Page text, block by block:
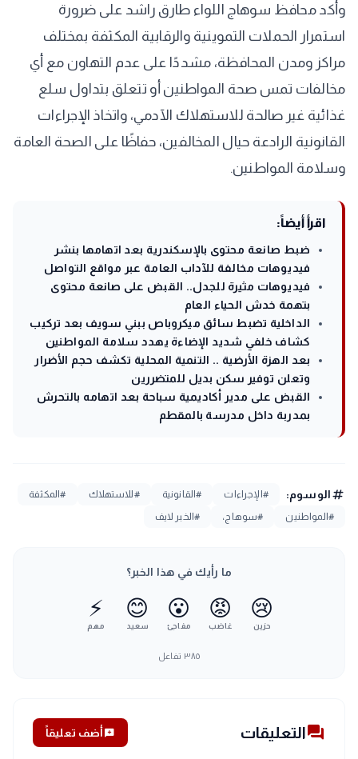
وأكد محافظ سوهاج اللواء طارق راشد على ضرورة
استمرار الحملات التموينية والرقابية المكثفة بمختلف
مراكز ومدن المحافظة، مشددًا على عدم التهاون مع أي
مخالفات تمس صحة المواطنين أو تتعلق بتداول سلع
غذائية غير صالحة للاستهلاك الآدمي، واتخاذ الإجراءات
القانونية الرادعة حيال المخالفين، حفاظًا على الصحة العامة
وسلامة المواطنين.
اقرأ أيضاً:
ضبط صانعة محتوى بالإسكندرية بعد اتهامها بنشر
فيديوهات مخالفة للآداب العامة عبر مواقع التواصل
فيديوهات مثيرة للجدل.. القبض على صانعة محتوى
بتهمة خدش الحياء العام
الداخلية تضبط سائق ميكروباص ببني سويف بعد تركيب
كشاف خلفي شديد الإضاءة يهدد سلامة المواطنين
بعد الهزة الأرضية .. التنمية المحلية تكشف حجم الأضرار
وتعلن توفير سكن بديل للمتضررين
القبض على مدير أكاديمية سباحة بعد اتهامه بالتحرش
بمدربة داخل مدرسة بالمقطم
tagالوسوم: #الإجراءات #القانونية #للاستهلاك
#المكثفة
#المواطنين
#سوهاج، #الخبر لايف
ما رأيك في هذا الخبر؟
😢
حزين
😡
غاضب
😮
مفاجئ
😊
سعيد
⚡
مهم
٣٨٥ تفاعل
forumالتعليقات add_commentأضف تعليقاً